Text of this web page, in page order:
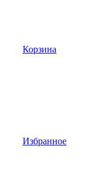
Корзина
Избранное